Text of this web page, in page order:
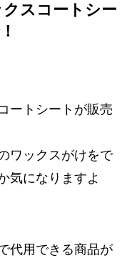
スコートシー
ートシートが販売
ワックスがけをで
気になりますよ
代用できる商品が